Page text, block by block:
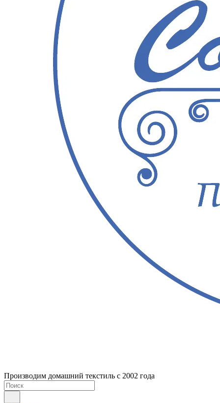
Производим домашний текстиль с 2002 года